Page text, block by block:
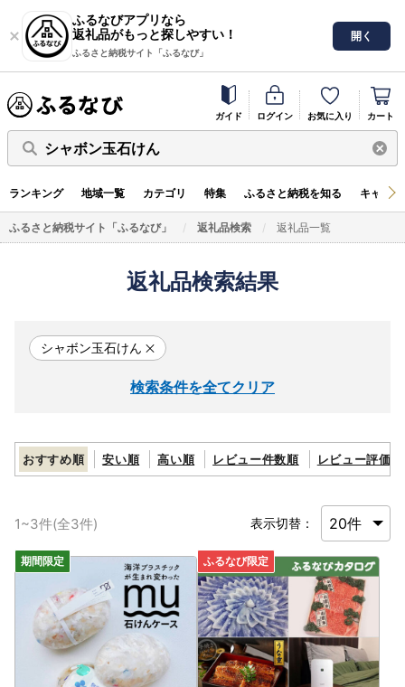
ふるなびアプリなら
返礼品がもっと探しやすい！
ふるさと納税サイト「ふるなび」
開く
ガイド ログイン お気に入り カート
シャボン玉石けん
ランキング 地域一覧 カテゴリ 特集 ふるさと納税を知る キャン
ふるさと納税サイト「ふるなび」 返礼品検索 返礼品一覧
返礼品検索結果
シャボン玉石けん
検索条件を全てクリア
おすすめ順 安い順 高い順 レビュー件数順 レビュー評価順
1~3件(全3件) 表示切替：